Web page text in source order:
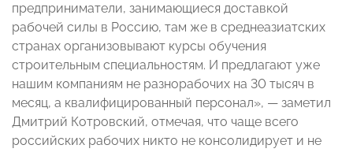
предприниматели, занимающиеся доставкой
рабочей силы в Россию, там же в среднеазиатских
странах организовывают курсы обучения
строительным специальностям. И предлагают уже
нашим компаниям не разнорабочих на 30 тысяч в
месяц, а квалифицированный персонал», — заметил
Дмитрий Котровский, отмечая, что чаще всего
российских рабочих никто не консолидирует и не